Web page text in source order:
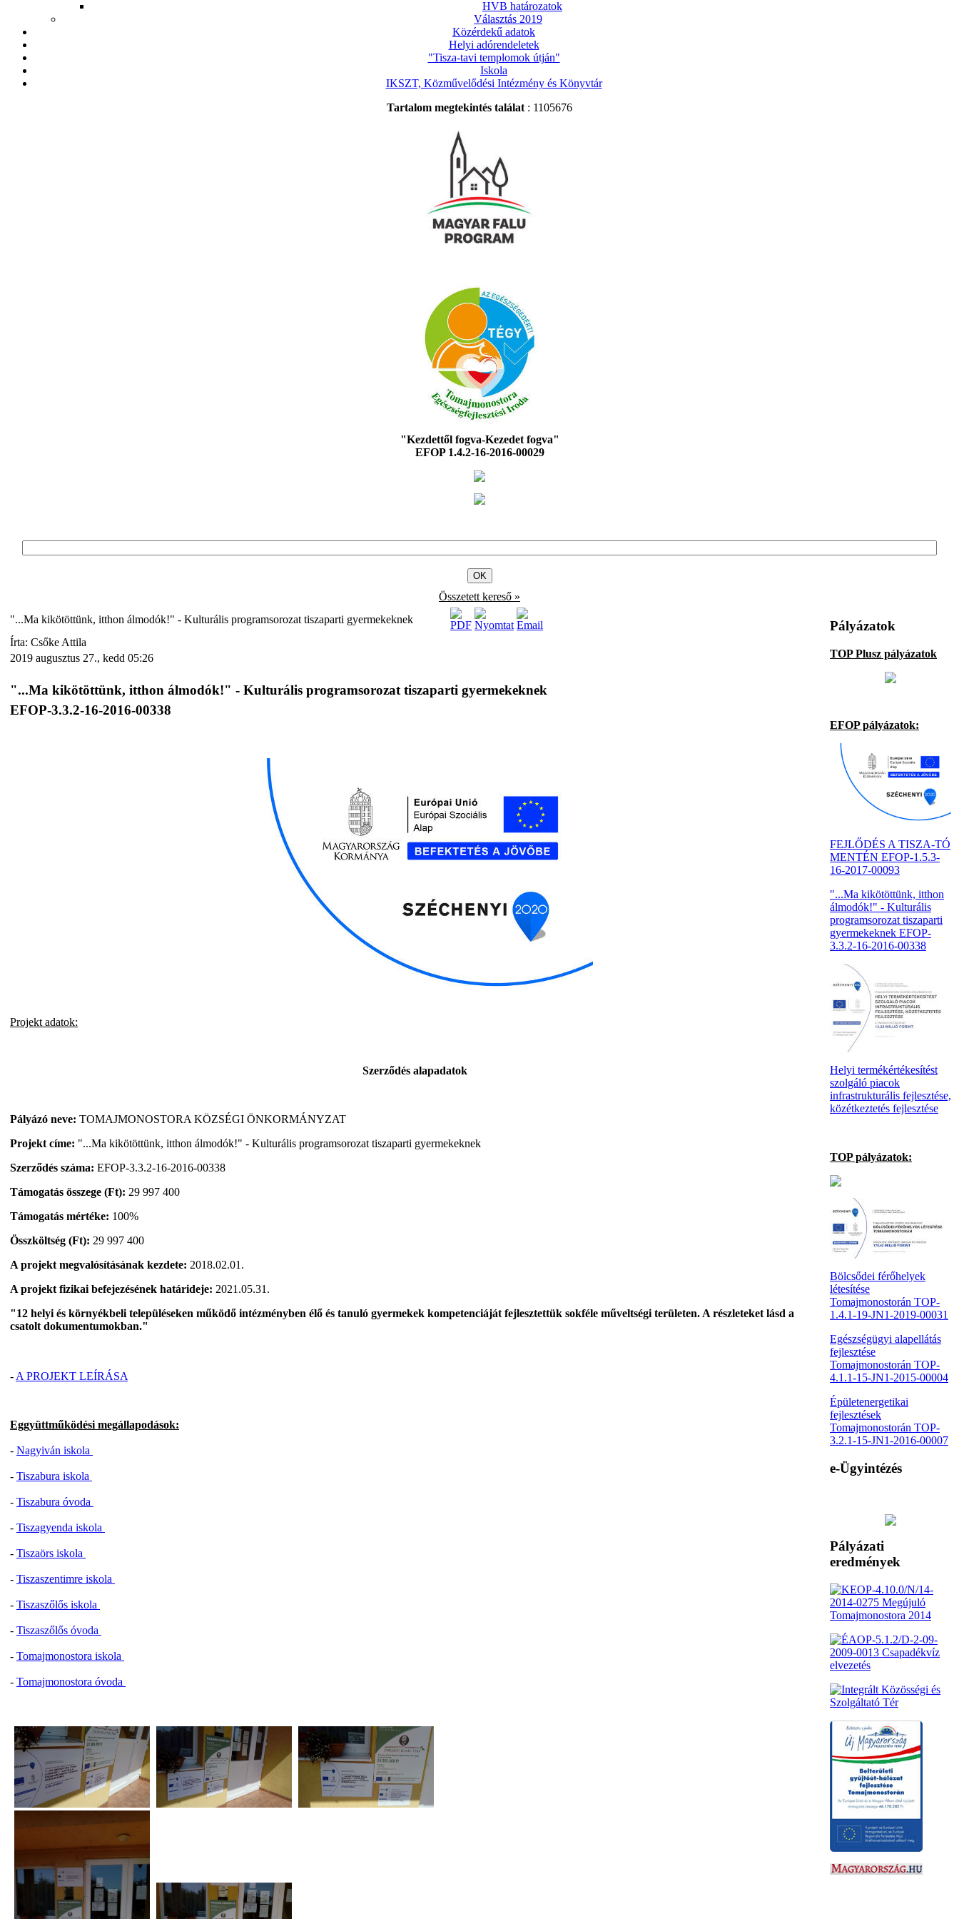
HVB határozatok
Választás 2019
Közérdekű adatok
Helyi adórendeletek
"Tisza-tavi templomok útján"
Iskola
IKSZT, Közművelődési Intézmény és Könyvtár
Tartalom megtekintés találat: 1105676
"Kezdettől fogva-Kezedet fogva"
EFOP 1.4.2-16-2016-00029
Összetett kereső »
"...Ma kikötöttünk, itthon álmodók!" - Kulturális programsorozat tiszaparti gyermekeknek
Írta: Csőke Attila
2019 augusztus 27., kedd 05:26
"...Ma kikötöttünk, itthon álmodók!" - Kulturális programsorozat tiszaparti gyermekeknek
EFOP-3.3.2-16-2016-00338
Projekt adatok:
Szerződés alapadatok
Pályázó neve: TOMAJMONOSTORA KÖZSÉGI ÖNKORMÁNYZAT
Projekt címe: "...Ma kikötöttünk, itthon álmodók!" - Kulturális programsorozat tiszaparti gyermekeknek
Szerződés száma: EFOP-3.3.2-16-2016-00338
Támogatás összege (Ft): 29 997 400
Támogatás mértéke: 100%
Összköltség (Ft): 29 997 400
A projekt megvalósításának kezdete: 2018.02.01.
A projekt fizikai befejezésének határideje: 2021.05.31.
"12 helyi és környékbeli településeken működő intézményben élő és tanuló gyermekek kompetenciáját fejlesztettük sokféle műveltségi területen. A részleteket lásd a
csatolt dokumentumokban."
- A PROJEKT LEÍRÁSA
Eggyüttműködési megállapodások:
- Nagyiván iskola
- Tiszabura iskola
- Tiszabura óvoda
- Tiszagyenda iskola
- Tiszaörs iskola
- Tiszaszentimre iskola
- Tiszaszőlős iskola
- Tiszaszőlős óvoda
- Tomajmonostora iskola
- Tomajmonostora óvoda
Pályázatok
TOP Plusz pályázatok
EFOP pályázatok:
FEJLŐDÉS A TISZA-TÓ
MENTÉN EFOP-1.5.3-
16-2017-00093
"...Ma kikötöttünk, itthon
álmodók!" - Kulturális
programsorozat tiszaparti
gyermekeknek EFOP-
3.3.2-16-2016-00338
Helyi termékértékesítést
szolgáló piacok
infrastrukturális fejlesztése,
közétkeztetés fejlesztése
TOP pályázatok:
Bölcsődei férőhelyek
létesítése
Tomajmonostorán TOP-
1.4.1-19-JN1-2019-00031
Egészségügyi alapellátás
fejlesztése
Tomajmonostorán TOP-
4.1.1-15-JN1-2015-00004
Épületenergetikai
fejlesztések
Tomajmonostorán TOP-
3.2.1-15-JN1-2016-00007
e-Ügyintézés
Pályázati
eredmények